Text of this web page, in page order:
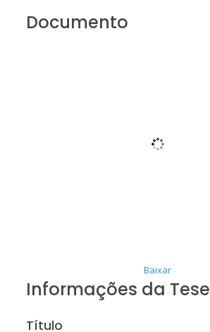
Documento
Baixar
Informações da Tese
Título